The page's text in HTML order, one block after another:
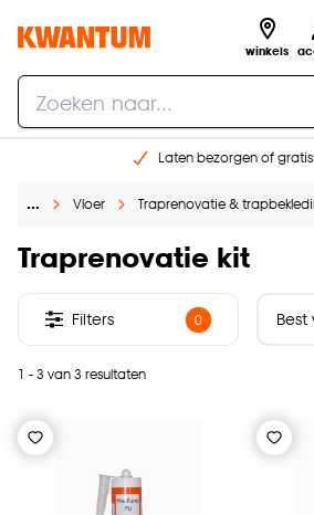
winkels
Laten bezorgen of
Gratis raam advies en
… Vloer Traprenovatie &
Traprenovatie kit
1 - 3 van 3 resultaten
Filters 0